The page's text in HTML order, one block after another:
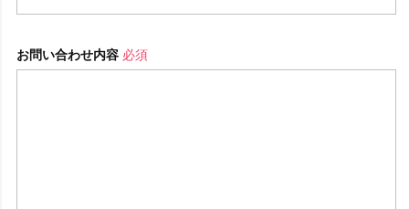
お問い合わせ内容 必須